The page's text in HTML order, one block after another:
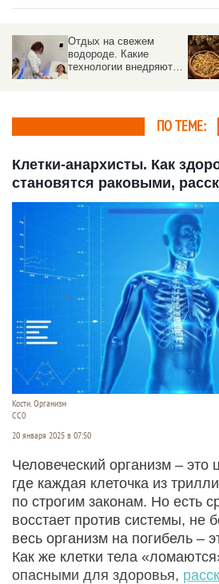
Отдых на свежем
водороде. Какие
технологии внедряют в
ПО ТЕМЕ:
Клетки-анархисты. Как
становятся раковыми,
Кости. Организм
СС0
20 января 2025 в 07:50
Человеческий организм – это
где каждая клеточка из
по строгим законам. Но есть
восстает против системы, не
весь организм на погибель –
Как же клетки тела
опасными для здоровья,